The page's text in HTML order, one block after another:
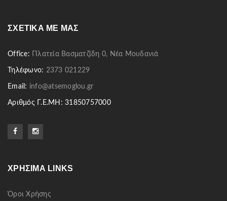
ΣΧΕΤΙΚΆ ΜΕ ΜΑΣ
Office: Πλατεία Βασματζίδη 0, Νέα Μουδανιά
Τηλέφωνο: 2373 021229
Email: info@atsemoglou.gr
Αριθμός Γ.Ε.ΜΗ: 31850757000
ΧΡΉΣΙΜΑ LINKS
Όροι Χρήσης